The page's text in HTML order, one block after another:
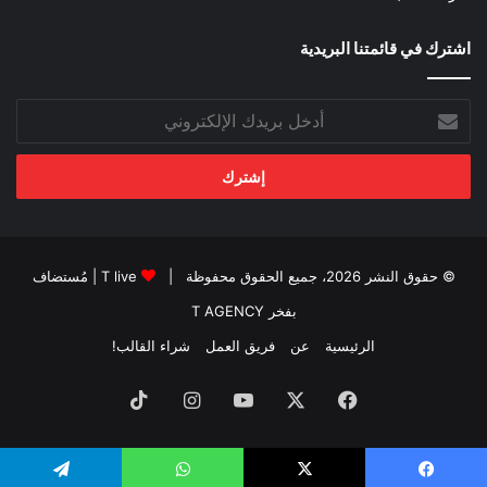
اشترك في قائمتنا البريدية
بريدك
الإلكتروني
© حقوق النشر 2026، جميع الحقوق محفوظة | T live | مُستضاف
بفخر T AGENCY
الرئيسية
عن فريق العمل شراء القالب!
فيسبوك ‫YouTubeانستقرام